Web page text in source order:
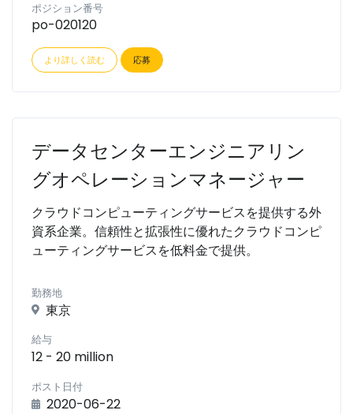
ポジション番号
po-020120
より詳しく読む 応募
データセンターエンジニアリン
グオペレーションマネージャー
クラウドコンピューティングサービスを提供する外
資系企業。信頼性と拡張性に優れたクラウドコンピ
ューティングサービスを低料金で提供。
勤務地
東京
給与
12 - 20 million
ポスト日付
2020-06-22